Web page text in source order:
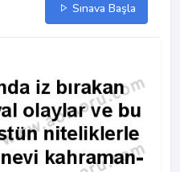
Sınava Başla